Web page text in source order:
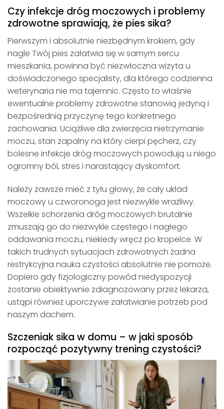
Czy infekcje dróg moczowych i problemy
zdrowotne sprawiają, że pies sika?
Pierwszym i absolutnie niezbędnym krokiem, gdy
nagle Twój pies załatwia się w samym sercu
mieszkania, powinna być niezwłoczna wizyta u
doświadczonego specjalisty, dla którego codzienna
weterynaria nie ma tajemnic. Często to właśnie
ewentualne problemy zdrowotne stanowią jedyną i
bezpośrednią przyczynę tego konkretnego
zachowania. Uciążliwe dla zwierzęcia nietrzymanie
moczu, stan zapalny na który cierpi pęcherz, czy
bolesne infekcje dróg moczowych powodują u niego
ogromny ból, stres i narastający dyskomfort.
Należy zawsze mieć z tyłu głowy, że cały układ
moczowy u czworonoga jest niezwykle wrażliwy.
Wszelkie schorzenia dróg moczowych brutalnie
zmuszają go do niezwykle częstego i nagłego
oddawania moczu, niekiedy wręcz po kropelce. W
takich trudnych sytuacjach zdrowotnych żadna
restrykcyjna nauka czystości absolutnie nie pomoże.
Dopiero gdy fizjologiczny powód niedyspozycji
zostanie obiektywnie zdiagnozowany przez lekarza,
ustąpi również uporczywe załatwianie potrzeb pod
naszym dachem.
Szczeniak sika w domu – w jaki sposób
rozpocząć pozytywny trening czystości?